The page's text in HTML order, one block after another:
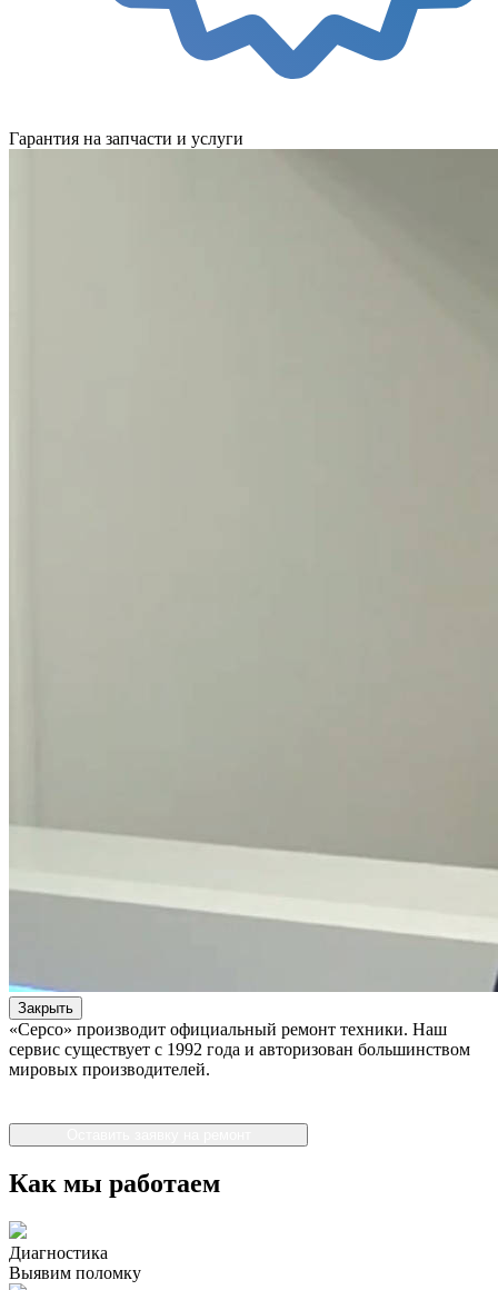
Гарантия на запчасти и услуги
Закрыть
«Серсо» производит официальный ремонт техники. Наш
сервис существует с 1992 года и авторизован большинством
мировых производителей.
Как мы работаем
Диагностика
Выявим поломку